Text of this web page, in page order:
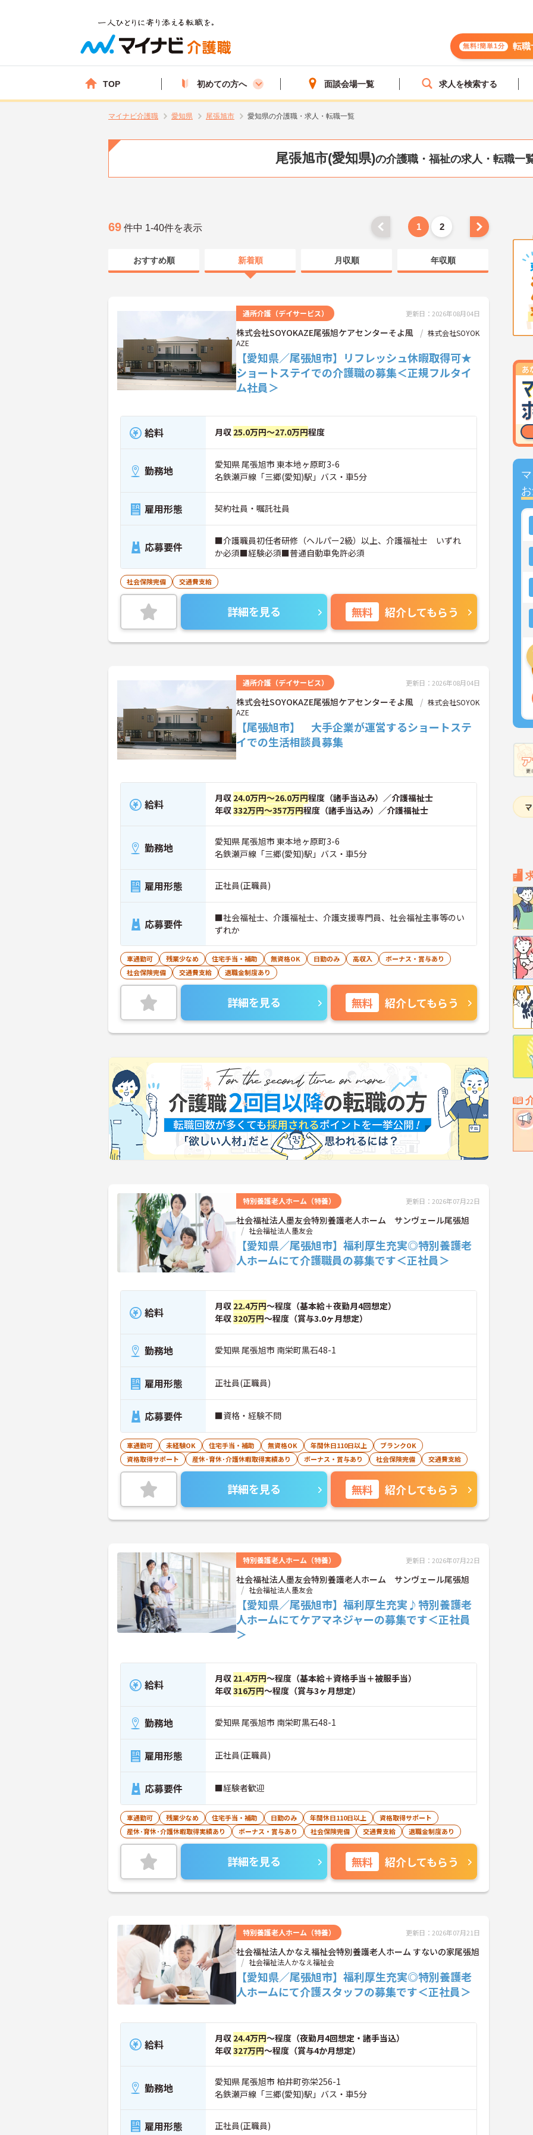
無料!簡単1分 転職
TOP 初めての方へ 面談会場一覧 求人を検索する
マイナビ介護職 愛知県 尾張旭市 愛知県の介護職・求人・転職一覧
尾張旭市(愛知県)の介護職・福祉の求人・転職一
69 件中 1-40件を表示 1 2
おすすめ順 新着順 月収順 年収順
通所介護（デイサービス） 更新日：2026年08月04日
株式会社SOYOKAZE尾張旭ケアセンターそよ風
株式会社SOYOK
AZE
【愛知県／尾張旭市】リフレッシュ休暇取得可★
ショートステイでの介護職の募集＜正規フルタイ
ム社員＞
給料 月収 25.0万円～27.0万円程度
勤務地
愛知県 尾張旭市 東本地ヶ原町3-6
名鉄瀬戸線「三郷(愛知)駅」バス・車5分
雇用形態 契約社員・嘱託社員
応募要件
■介護職員初任者研修（ヘルパー2級）以上、介護福祉士 いずれ
か必須■経験必須■普通自動車免許必須
社会保険完備 交通費支給
詳細を見る 無料 紹介してもらう
通所介護（デイサービス） 更新日：2026年08月04日
株式会社SOYOKAZE尾張旭ケアセンターそよ風
株式会社SOYOK
AZE
【尾張旭市】 大手企業が運営するショートステ
イでの生活相談員募集
給料 月収 24.0万円～26.0万円程度（諸手当込み）／介護福祉士
年収332万円～357万円程度（諸手当込み）／介護福祉士
勤務地
愛知県 尾張旭市 東本地ヶ原町3-6
名鉄瀬戸線「三郷(愛知)駅」バス・車5分
雇用形態 正社員(正職員)
応募要件
■社会福祉士、介護福祉士、介護支援専門員、社会福祉主事等のい
ずれか
車通勤可 残業少なめ 住宅手当・補助 無資格OK 日勤のみ 高収入
ボーナス・賞与あり
社会保険完備
交通費支給 退職金制度あり
詳細を見る 無料 紹介してもらう
特別養護老人ホーム（特養） 更新日：2026年07月22日
社会福祉法人墨友会特別養護老人ホーム サンヴェール尾張旭
社会福祉法人墨友会
【愛知県／尾張旭市】福利厚生充実◎特別養護老
人ホームにて介護職員の募集です＜正社員＞
給料 月収 22.4万円～程度（基本給＋夜勤月4回想定）
年収320万円～程度（賞与3.0ヶ月想定）
勤務地 愛知県 尾張旭市 南栄町黒石48-1
雇用形態 正社員(正職員)
応募要件 ■資格・経験不問
車通勤可 未経験OK 住宅手当・補助 無資格OK 年間休日110日以上
ブランクOK
資格取得サポート
産休･育休･介護休暇取得実績あり ボーナス・賞与あり 社会保険完備 交通費支給
詳細を見る 無料 紹介してもらう
特別養護老人ホーム（特養） 更新日：2026年07月22日
社会福祉法人墨友会特別養護老人ホーム サンヴェール尾張旭
社会福祉法人墨友会
【愛知県／尾張旭市】福利厚生充実♪特別養護老
人ホームにてケアマネジャーの募集です＜正社員
＞
給料 月収 21.4万円～程度（基本給＋資格手当＋被服手当）
年収316万円～程度（賞与3ヶ月想定）
勤務地 愛知県 尾張旭市 南栄町黒石48-1
雇用形態 正社員(正職員)
応募要件 ■経験者歓迎
車通勤可 残業少なめ 住宅手当・補助 日勤のみ 年間休日110日以上
資格取得サポート
産休･育休･介護休暇取得実績あり
ボーナス・賞与あり 社会保険完備 交通費支給 退職金制度あり
詳細を見る 無料 紹介してもらう
特別養護老人ホーム（特養） 更新日：2026年07月21日
社会福祉法人かなえ福祉会特別養護老人ホーム すないの家尾張旭
社会福祉法人かなえ福祉会
【愛知県／尾張旭市】福利厚生充実◎特別養護老
人ホームにて介護スタッフの募集です＜正社員＞
給料 月収 24.4万円～程度（夜勤月4回想定・諸手当込）
年収327万円～程度（賞与4か月想定）
勤務地
愛知県 尾張旭市 柏井町弥栄256-1
名鉄瀬戸線「三郷(愛知)駅」バス・車5分
雇用形態 正社員(正職員)